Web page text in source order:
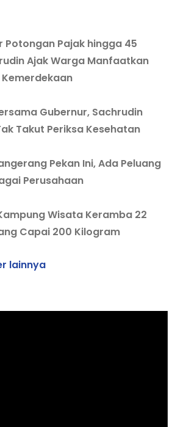
Potongan Pajak hingga 45
Ajak Warga Manfaatkan
Gubernur, Sachrudin
Takut Periksa Kesehatan
Pekan Ini, Ada Peluang
Perusahaan
Wisata Keramba 22
Capai 200 Kilogram
lainnya